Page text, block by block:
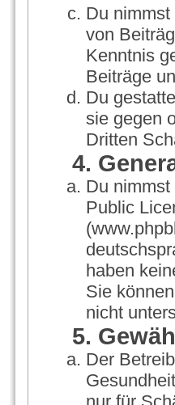
Du
von
Kenntnis
Beiträge
Du
sie gegen
Dritten
4.
Du
Public
haben
Sie
nicht
5.
Der